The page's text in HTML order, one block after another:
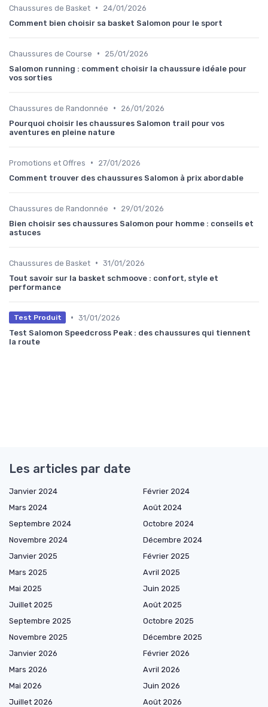
Chaussures de Basket •
24/01/2026
Comment bien choisir sa basket Salomon pour le sport
Chaussures de Course •
25/01/2026
Salomon running : comment choisir la chaussure idéale pour
vos sorties
Chaussures de Randonnée •
26/01/2026
Pourquoi choisir les chaussures Salomon trail pour vos
aventures en pleine nature
Promotions et Offres •
27/01/2026
Comment trouver des chaussures Salomon à prix abordable
Chaussures de Randonnée •
29/01/2026
Bien choisir ses chaussures Salomon pour homme : conseils et
astuces
Chaussures de Basket • 31/01/2026
Tout savoir sur la basket schmoove : confort, style et
performance
Test Produit • 31/01/2026
Test Salomon Speedcross Peak : des chaussures qui tiennent
la route
Les articles par date
Janvier 2024
Février 2024
Mars 2024
Août 2024
Septembre 2024
Octobre 2024
Novembre 2024
Décembre 2024
Janvier 2025
Février 2025
Mars 2025
Avril 2025
Mai 2025
Juin 2025
Juillet 2025
Août 2025
Septembre 2025
Octobre 2025
Novembre 2025
Décembre 2025
Janvier 2026
Février 2026
Mars 2026
Avril 2026
Mai 2026
Juin 2026
Juillet 2026
Août 2026